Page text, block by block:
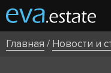
Главная / Новости и